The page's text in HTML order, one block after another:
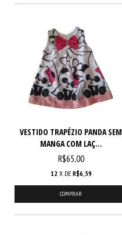
VESTIDO TRAPÉZIO PANDA SEM
MANGA COM LAÇ...
R$65,00
12 X DE R$6,59
COMPRAR